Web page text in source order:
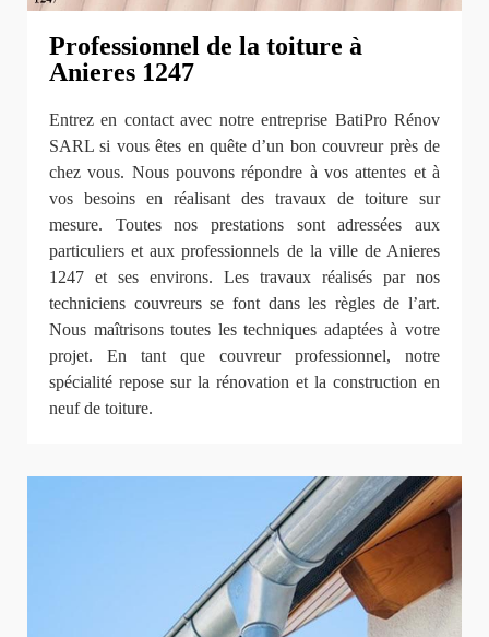
Professionnel de la toiture à
Anieres 1247
Entrez en contact avec notre entreprise BatiPro Rénov
SARL si vous êtes en quête d’un bon couvreur près de
chez vous. Nous pouvons répondre à vos attentes et à
vos besoins en réalisant des travaux de toiture sur
mesure. Toutes nos prestations sont adressées aux
particuliers et aux professionnels de la ville de Anieres
1247 et ses environs. Les travaux réalisés par nos
techniciens couvreurs se font dans les règles de l’art.
Nous maîtrisons toutes les techniques adaptées à votre
projet. En tant que couvreur professionnel, notre
spécialité repose sur la rénovation et la construction en
neuf de toiture.